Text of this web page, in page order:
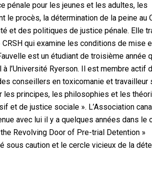
pénale pour les jeunes et les adultes, les
procès, la détermination de la peine au
et des politiques de justice pénale. Elle
qui examine les conditions de mise
est un étudiant de troisième année
l’Université Ryerson. Il est membre actif
conseillers en toxicomanie et travailleur
les principes, les philosophies et les
et de justice sociale ». L’Association
avec lui il y a quelques années dans le
Revolving Door of Pre-trial Detention »
sous caution et le cercle vicieux de la